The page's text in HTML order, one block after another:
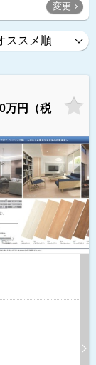
変更
万円（税